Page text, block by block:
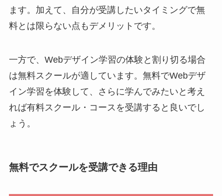
ます。加えて、自分が受講したいタイミングで無
料とは限らない点もデメリットです。
一方で、Webデザイン学習の体験と割り切る場合
は無料スクールが適しています。無料でWebデザ
イン学習を体験して、さらに学んでみたいと考え
れば有料スクール・コースを受講すると良いでし
ょう。
無料でスクールを受講できる理由